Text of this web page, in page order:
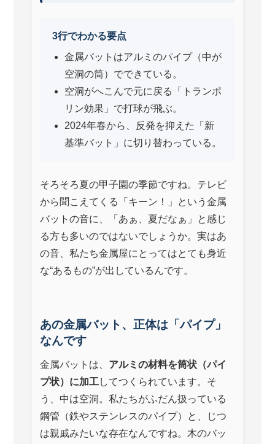
3行でわかる要点
金属バットはアルミのパイプ（中が
空洞の筒）でできている。
空洞がへこんで元に戻る「トランポ
リン効果」で打球が飛ぶ。
2024年春から、反発を抑えた「新
基準バット」に切り替わっている。
そろそろ夏の甲子園の季節ですね。テレビ
から聞こえてくる「キーン！」という金属
バットの音に、「あぁ、夏だなぁ」と感じ
る方も多いのではないでしょうか。実はあ
の音、私たち金属屋にとってはとても身近
な“あるもの”が出しているんです。
あの金属バット、正体は「パイプ」
なんです
金属バットは、 アルミの材料を筒状（パイ
プ状）に加工してつくられています。そ
う、中は空洞。私たちがふだん扱っている
鋼管（鉄やステンレスのパイプ）と、じつ
は親戚みたいな存在なんですね。木のバッ